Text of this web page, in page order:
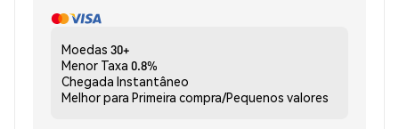
Moedas 30+
Menor Taxa 0.8%
Chegada Instantâneo
Melhor para Primeira compra/Pequenos valores